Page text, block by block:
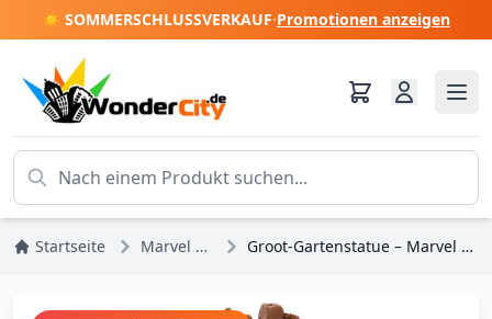
☀️ SOMMERSCHLUSSVERKAUF·Promotionen anzeigen
Startseite Marvel DC Comics Groot-Gartenstatue – Marvel Guardians of the Galaxy